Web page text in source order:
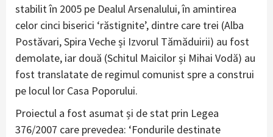
stabilit în 2005 pe Dealul Arsenalului, în amintirea
celor cinci biserici ‘răstignite’, dintre care trei (Alba
Postăvari, Spira Veche și Izvorul Tămăduirii) au fost
demolate, iar două (Schitul Maicilor și Mihai Vodă) au
fost translatate de regimul comunist spre a construi
pe locul lor Casa Poporului.
Proiectul a fost asumat și de stat prin Legea
376/2007 care prevedea: ‘Fondurile destinate